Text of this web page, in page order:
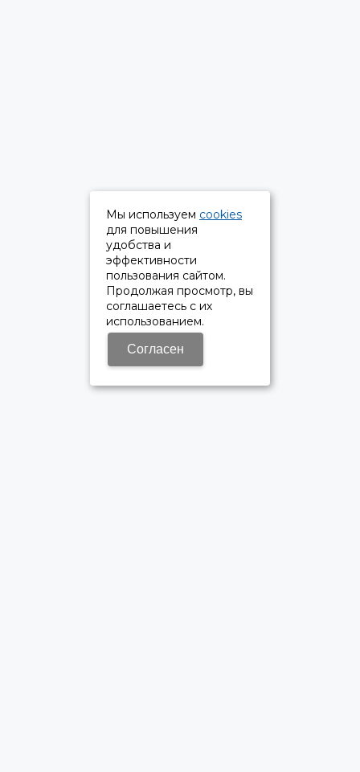
Мы используем cookies
для повышения
удобства и
эффективности
пользования сайтом.
Продолжая просмотр, вы
соглашаетесь с их
использованием.
Согласен